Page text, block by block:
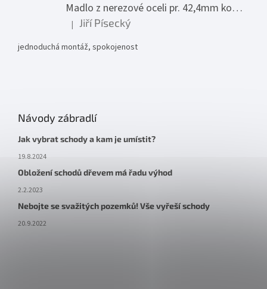
Madlo z nerezové oceli pr. 42,4mm komplet - model 0116 - 3000mm
Hodnocení produktu je 5 z 5 hvězdiček.
| Jiří Písecký
jednoduchá montáž, spokojenost
Návody zábradlí
Jak vybrat schody a kam je umístit?
19.8.2024
Obložení schodů dřevem má řadu výhod
2.2.2023
Nebojte se svažitých pozemků! Vše vyřeší schody
20.9.2022